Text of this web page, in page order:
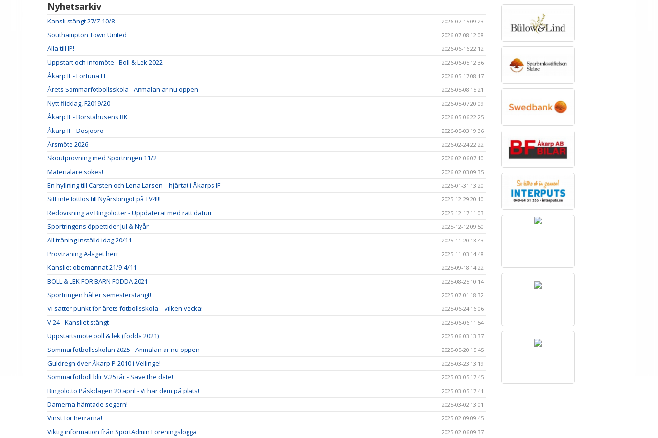
Nyhetsarkiv
Kansli stängt 27/7-10/8 2026-07-15 09:23
Southampton Town United 2026-07-08 12:08
Alla till IP! 2026-06-16 22:12
Uppstart och infomöte - Boll & Lek 2022 2026-06-05 12:36
Åkarp IF - Fortuna FF 2026-05-17 08:17
Årets Sommarfotbollsskola - Anmälan är nu öppen 2026-05-08 15:21
Nytt flicklag, F2019/20 2026-05-07 20:09
Åkarp IF - Borstahusens BK 2026-05-06 22:25
Åkarp IF - Dösjöbro 2026-05-03 19:36
Årsmöte 2026 2026-02-24 22:22
Skoutprovning med Sportringen 11/2 2026-02-06 07:10
Materialare sökes! 2026-02-03 09:35
En hyllning till Carsten och Lena Larsen – hjärtat i Åkarps IF 2026-01-31 13:20
Sitt inte lottlös till Nyårsbingot på TV4!!! 2025-12-29 20:10
Redovisning av Bingolotter - Uppdaterat med rätt datum 2025-12-17 11:03
Sportringens öppettider Jul & Nyår 2025-12-12 09:50
All träning inställd idag 20/11 2025-11-20 13:43
Provträning A-laget herr 2025-11-03 14:48
Kansliet obemannat 21/9-4/11 2025-09-18 14:22
BOLL & LEK FÖR BARN FÖDDA 2021 2025-08-25 10:14
Sportringen håller semesterstängt! 2025-07-01 18:32
Vi sätter punkt för årets fotbollsskola – vilken vecka! 2025-06-24 16:06
V 24 - Kansliet stängt 2025-06-06 11:54
Uppstartsmöte boll & lek (födda 2021) 2025-06-03 13:37
Sommarfotbollsskolan 2025 - Anmälan är nu öppen 2025-05-20 15:45
Guldregn över Åkarp P-2010 i Vellinge! 2025-03-23 13:19
Sommarfotboll blir V.25 iår - Save the date! 2025-03-05 17:45
Bingolotto Påskdagen 20 april - Vi har dem på plats! 2025-03-05 17:41
Damerna hämtade segern! 2025-03-02 13:01
Vinst för herrarna! 2025-02-09 09:45
Viktig information från SportAdmin Föreningslogga 2025-02-06 09:37